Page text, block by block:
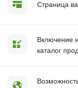
Страница
Включение
каталог